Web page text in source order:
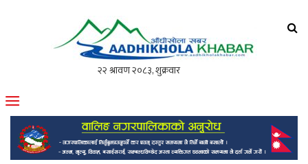
मोफसलकै लोकप्रिय अनलाइन पत्रिका